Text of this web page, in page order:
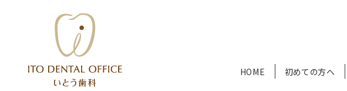
HOME 初めての方へ